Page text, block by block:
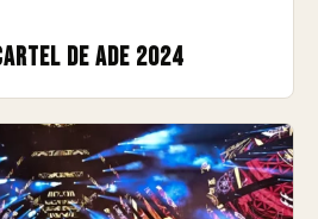
de ADE 2024